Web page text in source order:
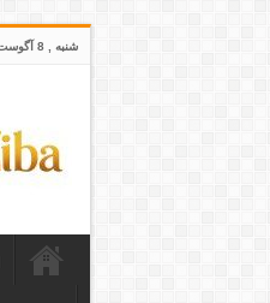
شنبه , 8 آگوست 2026